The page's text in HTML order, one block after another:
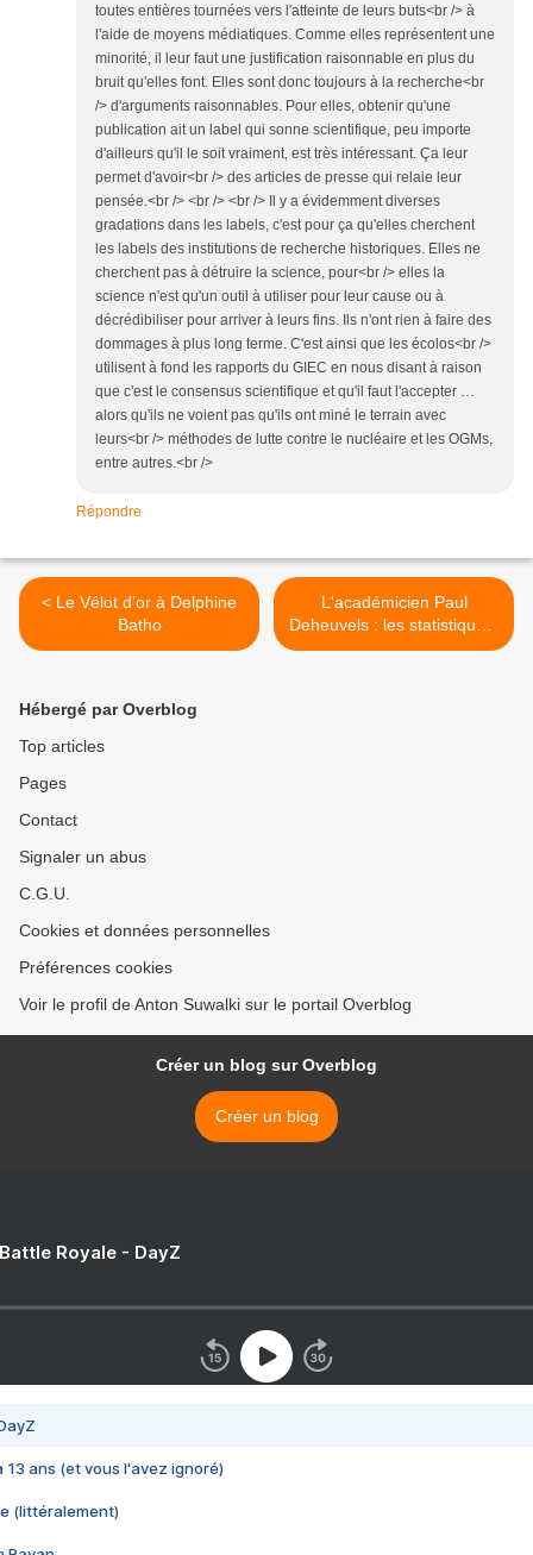
toutes entières tournées vers l'atteinte de leurs buts<br /> à
l'aide de moyens médiatiques. Comme elles représentent une
minorité, il leur faut une justification raisonnable en plus du
bruit qu'elles font. Elles sont donc toujours à la recherche<br
/> d'arguments raisonnables. Pour elles, obtenir qu'une
publication ait un label qui sonne scientifique, peu importe
d'ailleurs qu'il le soit vraiment, est très intéressant. Ça leur
permet d'avoir<br /> des articles de presse qui relaie leur
pensée.<br /> <br /> <br /> Il y a évidemment diverses
gradations dans les labels, c'est pour ça qu'elles cherchent
les labels des institutions de recherche historiques. Elles ne
cherchent pas à détruire la science, pour<br /> elles la
science n'est qu'un outil à utiliser pour leur cause ou à
décrédibiliser pour arriver à leurs fins. Ils n'ont rien à faire des
dommages à plus long terme. C'est ainsi que les écolos<br />
utilisent à fond les rapports du GIEC en nous disant à raison
que c'est le consensus scientifique et qu'il faut l'accepter …
alors qu'ils ne voient pas qu'ils ont miné le terrain avec
leurs<br /> méthodes de lutte contre le nucléaire et les OGMs,
entre autres.<br />
Répondre
< Le Vélot d’or à Delphine
Batho
L'académicien Paul
Deheuvels : les statistiques,
les mensonges et les gros
Hébergé par Overblog
Top articles
Pages
Contact
Signaler un abus
C.G.U.
Cookies et données personnelles
Préférences cookies
Voir le profil de Anton Suwalki sur le portail Overblog
Créer un blog sur Overblog
Créer un blog
Royale - DayZ
13 ans (et vous l'avez ignoré)
(littéralement)